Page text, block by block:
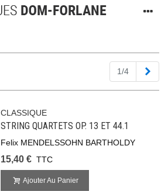
1/4
CLASSIQUE
STRING QUARTETS OP. 13 ET 44.1
Felix MENDELSSOHN BARTHOLDY
15,40 € TTC
Ajouter Au Panier